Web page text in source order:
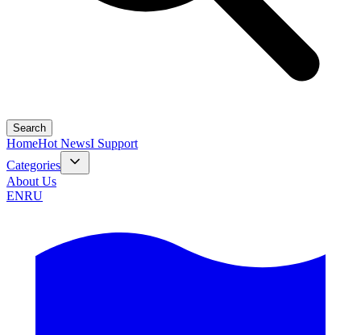
Search
HomeHot NewsI Support
Categories
About Us
ENRU